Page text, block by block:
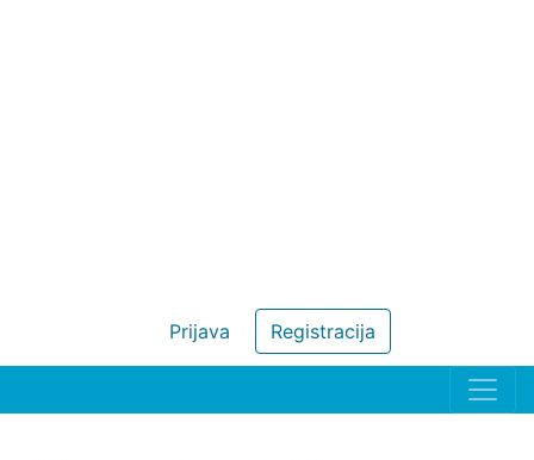
Registracija
Prijava